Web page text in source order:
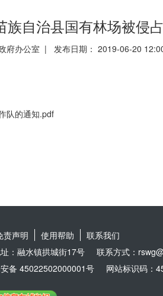
自治县国有林场被侵
府办公室 | 发布日期： 2019-06-20
队的通知.pdf
责声明 使用帮助
联系我们
：融水镇拱城街17号
联系方式：
备 45022502000001号 网站标识码：